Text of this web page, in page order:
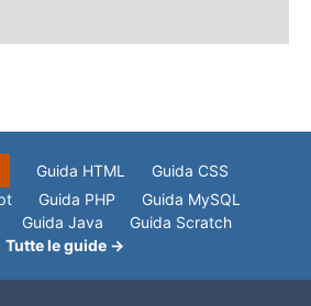
Guida HTML
Guida CSS
Guida PHP
Guida MySQL
Guida Java
Guida Scratch
Tutte le guide →